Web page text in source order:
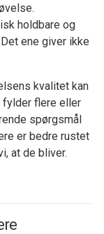
holdbare og
ene giver ikke
kvalitet kan
fylder flere eller
spørgsmål
er bedre rustet
at de bliver.